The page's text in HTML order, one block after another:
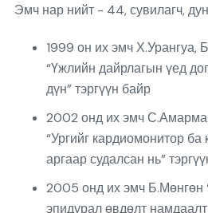
Эмч нар нийт - 44, сувилагч,
1999 он их эмч Х.Урангуа,
“Үжлийн дайрлагын үед
дүн” тэргүүн байр
2002 онд их эмч
“Ургийг кардиомонитор
аргаар судалсан нь”
2005 онд их эмч Б.Мөнгөн
эпидурал өвдөлт